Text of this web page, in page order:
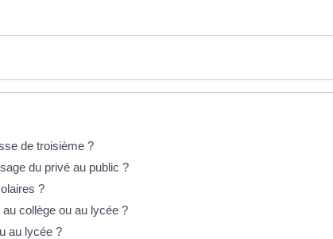
de troisième ?
du privé au public ?
?
collège ou au lycée ?
au lycée ?